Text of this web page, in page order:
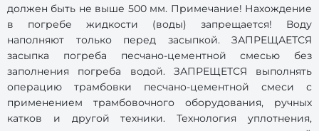
должен быть не выше 500 мм. Примечание! Нахождение
в погребе жидкости (воды) запрещается! Воду
наполняют только перед засыпкой. ЗАПРЕЩАЕТСЯ
засыпка погреба песчано-цементной смесью без
заполнения погреба водой. ЗАПРЕЩЕТСЯ выполнять
операцию трамбовки песчано-цементной смеси с
применением трамбовочного оборудования, ручных
катков и другой техники. Технология уплотнения,